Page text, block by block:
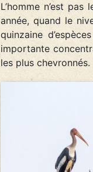
L’homme n’est
année, quand le
quinzaine
importante
les plus chevronnés.